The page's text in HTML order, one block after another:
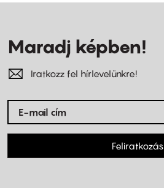
Maradj képben!
Iratkozz fel hírlevelünkre!
Feliratkozás